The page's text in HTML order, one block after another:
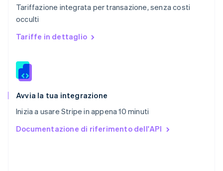
Tariffazione integrata per transazione, senza costi
occulti
Tariffe in dettaglio
Avvia la tua integrazione
Inizia a usare Stripe in appena 10 minuti
Documentazione di riferimento dell'API
English
Romania
English
Slovacchia
Slovenia
English Italiano
EspañolEnglish
English Español 简体中文